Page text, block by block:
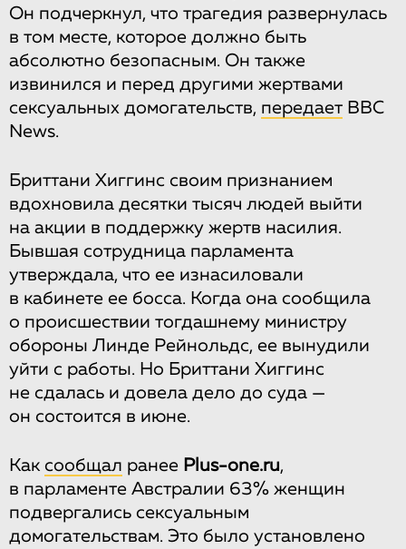
Он подчеркнул, что трагедия развернулась
в том месте, которое должно быть
абсолютно безопасным. Он также
извинился и перед другими жертвами
сексуальных домогательств, передает BBC
News.
Бриттани Хиггинс своим признанием
вдохновила десятки тысяч людей выйти
на акции в поддержку жертв насилия.
Бывшая сотрудница парламента
утверждала, что ее изнасиловали
в кабинете ее босса. Когда она сообщила
о происшествии тогдашнему министру
обороны Линде Рейнольдс, ее вынудили
уйти с работы. Но Бриттани Хиггинс
не сдалась и довела дело до суда —
он состоится в июне.
Как сообщал ранее Plus-one.ru,
в парламенте Австралии 63% женщин
подвергались сексуальным
домогательствам. Это было установлено